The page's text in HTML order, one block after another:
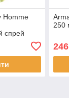
Homme
спрей
250
246